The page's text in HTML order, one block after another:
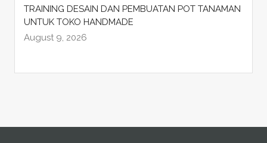
TRAINING DESAIN DAN PEMBUATAN POT TANAMAN
UNTUK TOKO HANDMADE
August 9, 2026